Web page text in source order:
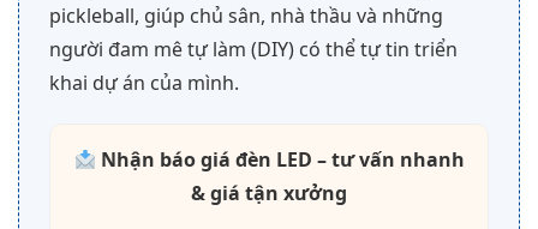
pickleball, giúp chủ sân, nhà thầu và những
người đam mê tự làm (DIY) có thể tự tin triển
khai dự án của mình.
Nhận báo giá đèn LED – tư vấn nhanh
& giá tận xưởng